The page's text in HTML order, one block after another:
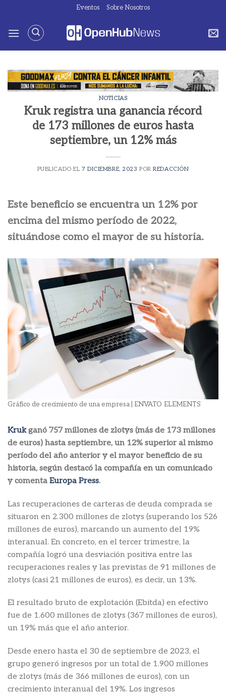
contenido
Eventos Sobre Nosotros
NOTICIAS
Kruk registra una ganancia récord
de 173 millones de euros hasta
septiembre, un 12% más
PUBLICADO EL 7 DICIEMBRE, 2023 PORREDACCIÓN
Este beneficio se encuentra un 12% por
encima del mismo período de 2022,
situándose como el mayor de su historia.
Gráfico de crecimiento de una empresa | ENVATO ELEMENTS
Krukganó 757 millones de zlotys (más de 173 millones
de euros) hasta septiembre, un 12% superior al mismo
período del año anterior y el mayor beneficio de su
historia, según destacó la compañía en un comunicado
y comenta Europa Press.
Las recuperaciones de carteras de deuda comprada se
situaron en 2.300 millones de zlotys (superando los 526
millones de euros), marcando un aumento del 19%
interanual. En concreto, en el tercer trimestre, la
compañía logró una desviación positiva entre las
recuperaciones reales y las previstas de 91 millones de
zlotys (casi 21 millones de euros), es decir, un 13%.
El resultado bruto de explotación (Ebitda) en efectivo
fue de 1.600 millones de zlotys (367 millones de euros),
un 19% más que el año anterior.
Desde enero hasta el 30 de septiembre de 2023, el
grupo generó ingresos por un total de 1.900 millones
de zlotys (más de 366 millones de euros), con un
crecimiento interanual del 19%. Los ingresos